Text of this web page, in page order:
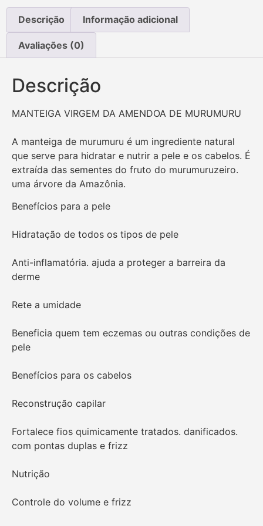
Descrição Informação adicional
Avaliações (0)
Descrição
MANTEIGA VIRGEM DA AMENDOA DE MURUMURU
A manteiga de murumuru é um ingrediente natural
que serve para hidratar e nutrir a pele e os cabelos. É
extraída das sementes do fruto do murumuruzeiro.
uma árvore da Amazônia.
Benefícios para a pele
Hidratação de todos os tipos de pele
Anti-inflamatória. ajuda a proteger a barreira da
derme
Rete a umidade
Beneficia quem tem eczemas ou outras condições de
pele
Benefícios para os cabelos
Reconstrução capilar
Fortalece fios quimicamente tratados. danificados.
com pontas duplas e frizz
Nutrição
Controle do volume e frizz